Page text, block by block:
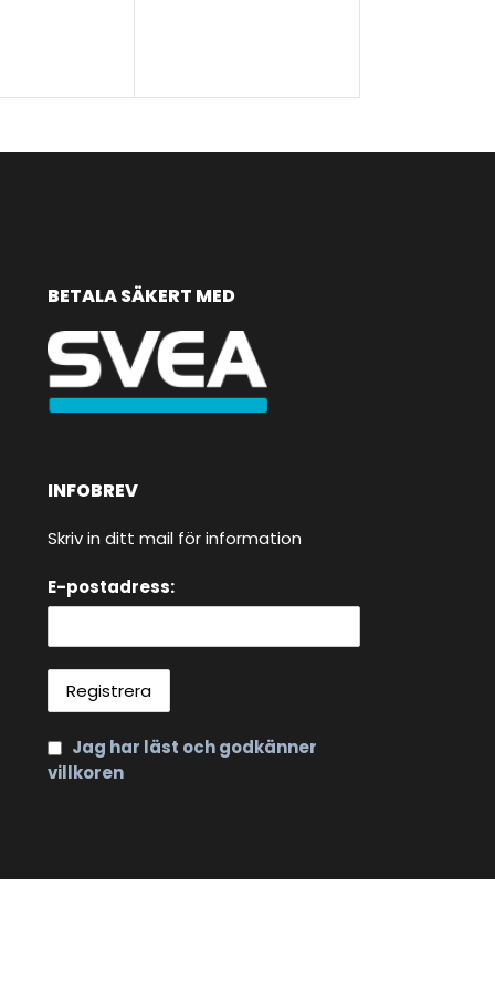
BETALA SÄKERT MED
INFOBREV
Skriv in ditt mail för information
E-postadress:
Jag har läst och godkänner
villkoren